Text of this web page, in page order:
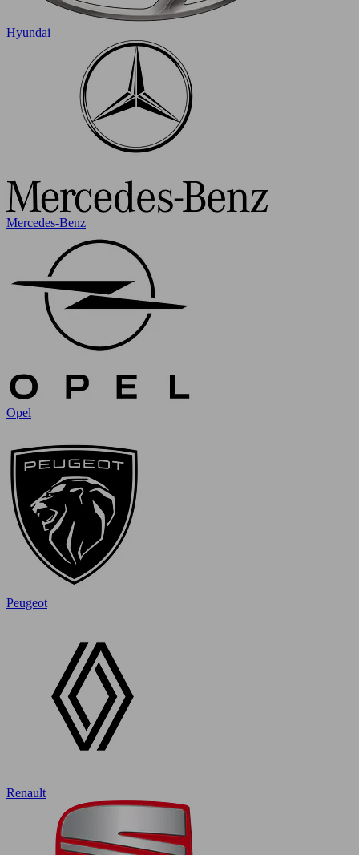
Hyundai
Mercedes-Benz
Opel
Peugeot
Renault